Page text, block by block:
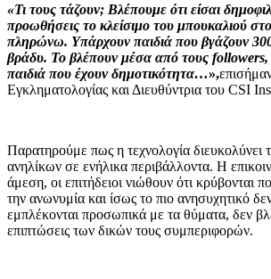
«Τι τους τάζουν; Βλέπουμε ότι είσαι
προωθήσεις το κλείσιμο του μπουκαλιού
πληρώνω. Υπάρχουν παιδιά που βγάζουν
βράδυ. Το βλέπουν μέσα από τους followers,
παιδιά που έχουν δημοτικότητα…»,
Εγκληματολογίας και Διευθύντρια του CSI
Παρατηρούμε πως η τεχνολογία διευκολύνει
ανηλίκων σε ενήλικα περιβάλλοντα. Η
άμεση, οι επιτήδειοι νιώθουν ότι κρύβονται
την ανωνυμία και ίσως το πιο ανησυχητικό
εμπλέκονται προσωπικά με τα θύματα, δεν
επιπτώσεις των δικών τους συμπεριφορών.